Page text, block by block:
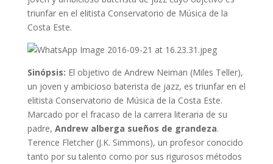
triunfar en el elitista Conservatorio de Música de la
Costa Este.
Sinópsis: El objetivo de Andrew Neiman (Miles Teller),
un joven y ambicioso baterista de jazz, es triunfar en el
elitista Conservatorio de Música de la Costa Este.
Marcado por el fracaso de la carrera literaria de su
padre, Andrew alberga sueños de grandeza.
Terence Fletcher (J.K. Simmons), un profesor conocido
tanto por su talento como por sus rigurosos métodos